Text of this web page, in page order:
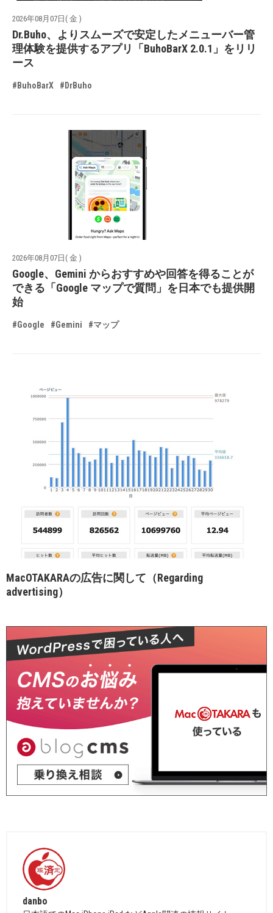
2026年08月07日( 金 )
Dr.Buho、よりスムーズで安定したメニューバー管
理体験を提供するアプリ「BuhoBarX 2.0.1」をリリ
ース
#BuhoBarX #DrBuho
2026年08月07日( 金 )
Google、Gemini からおすすめや回答を得ることが
できる「Google マップで質問」を日本でも提供開
始
#Google #Gemini #マップ
MacOTAKARAの広告に関して（Regarding
advertising）
danbo